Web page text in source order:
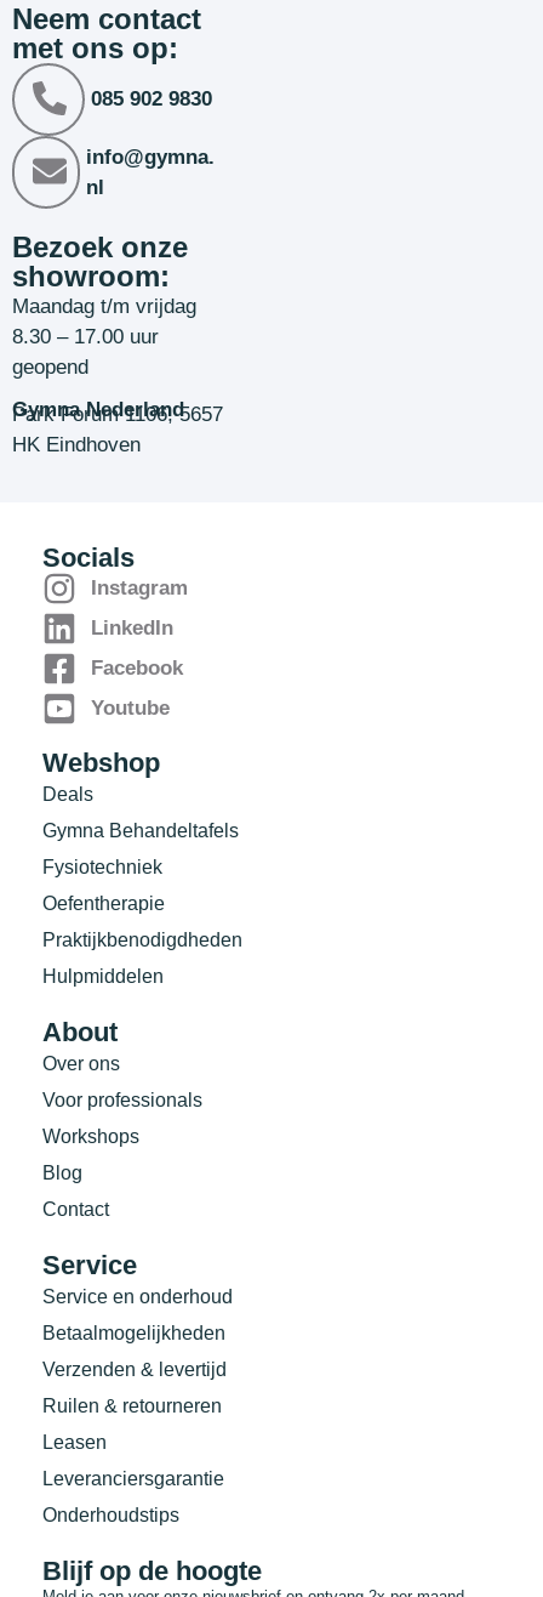
Neem contact
met ons op:
085 902 9830
info@gymna.
nl
Bezoek onze
showroom:
Maandag t/m vrijdag
8.30 – 17.00 uur
geopend
Gymna Nederland
Park Forum 1106, 5657
HK Eindhoven
Socials
Instagram
LinkedIn
Facebook
Youtube
Webshop
Deals
Gymna Behandeltafels
Fysiotechniek
Oefentherapie
Praktijkbenodigdheden
Hulpmiddelen
About
Over ons
Voor professionals
Workshops
Blog
Contact
Service
Service en onderhoud
Betaalmogelijkheden
Verzenden & levertijd
Ruilen & retourneren
Leasen
Leveranciersgarantie
Onderhoudstips
Blijf op de hoogte